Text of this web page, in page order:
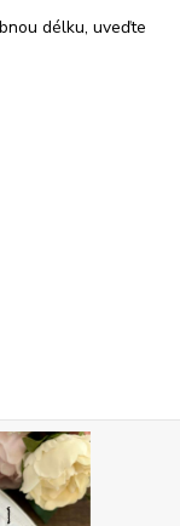
délku, uveďte